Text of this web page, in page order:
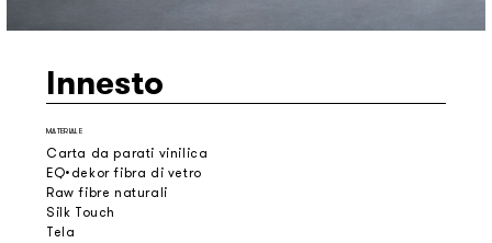
Innesto
MATERIALE
Carta da parati vinilica
EQ•dekor fibra di vetro
Raw fibre naturali
Silk Touch
Tela